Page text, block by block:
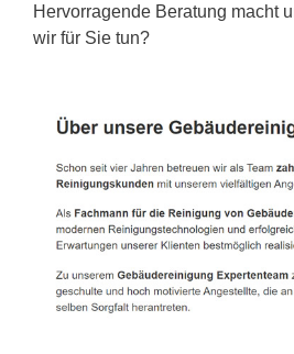
Hervorragende Beratung macht
wir für Sie tun?